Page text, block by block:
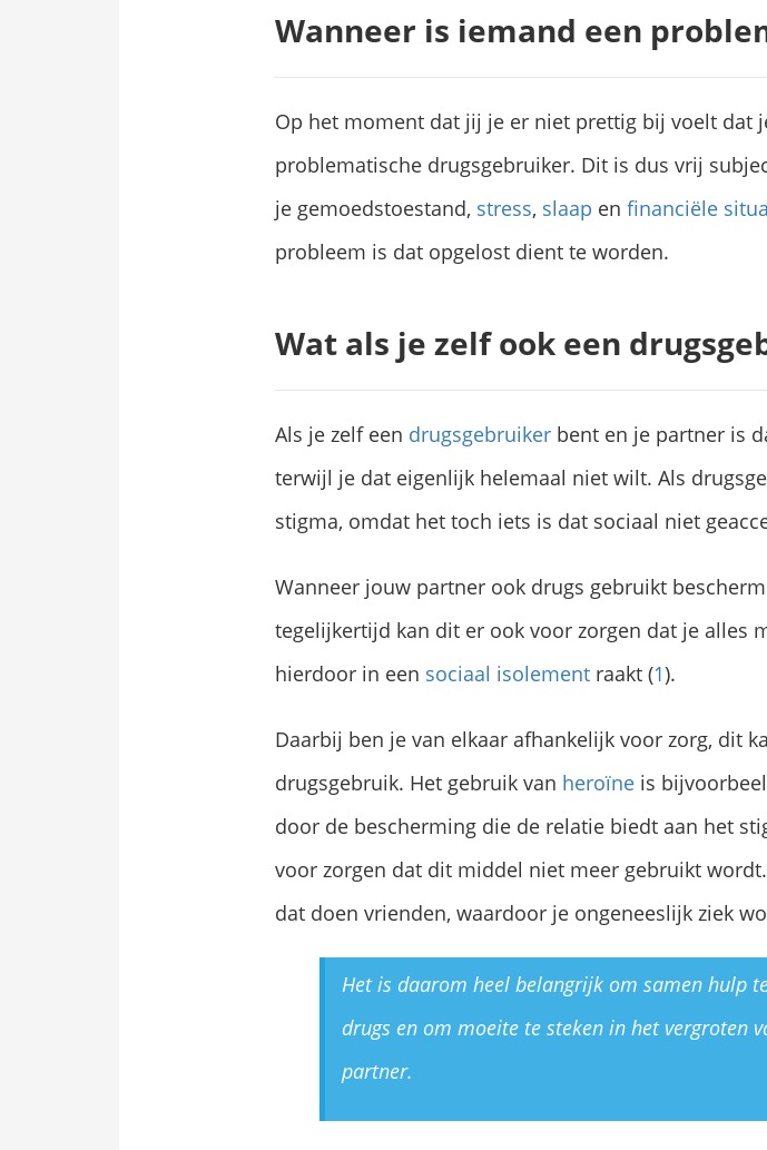
Wanneer is iemand een
Op het moment dat jij je er niet prettig bij voelt dat
problematische drugsgebruiker. Dit is dus vrij
je gemoedstoestand, stress, slaap en financiële
probleem is dat opgelost dient te worden.
Wat als je zelf ook een
Als je zelf een drugsgebruiker bent en je partner is
terwijl je dat eigenlijk helemaal niet wilt. Als
stigma, omdat het toch iets is dat sociaal niet
Wanneer jouw partner ook drugs gebruikt
tegelijkertijd kan dit er ook voor zorgen dat je alles
hierdoor in een sociaal isolement raakt (1).
Daarbij ben je van elkaar afhankelijk voor zorg, dit
drugsgebruik. Het gebruik van heroïne is
door de bescherming die de relatie biedt aan het
voor zorgen dat dit middel niet meer gebruikt
dat doen vrienden, waardoor je ongeneeslijk ziek
Het is daarom heel belangrijk om samen hulp
drugs en om moeite te steken in het vergroten
partner.